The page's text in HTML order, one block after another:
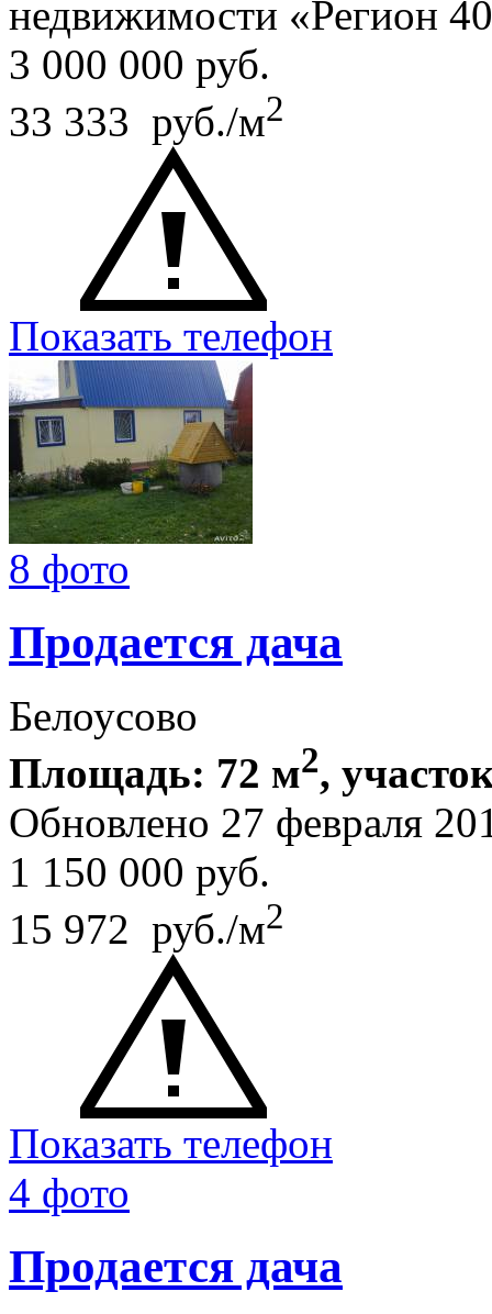
недвижимости «Регион
3 000 000 руб.
33 333 руб./м2
Показать телефон
8 фото
Продается дача
Белоусово
Площадь: 72 м2,
Обновлено 27 февраля
1 150 000 руб.
15 972 руб./м2
Показать телефон
4 фото
Продается дача